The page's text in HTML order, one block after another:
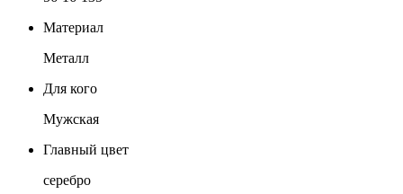
Материал
Металл
Для кого
Мужская
Главный цвет
серебро